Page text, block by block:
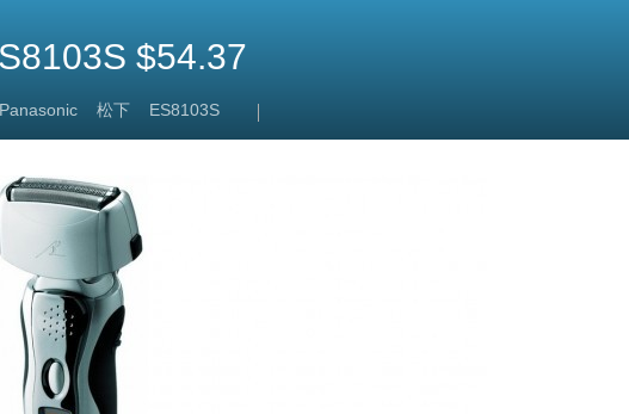
$54.37
Panasonic 松下 ES8103S